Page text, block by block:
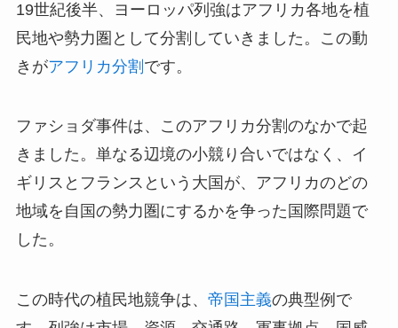
19世紀後半、ヨーロッパ列強はアフリカ各地を植
民地や勢力圏として分割していきました。この動
きがアフリカ分割 です。
ファショダ事件は、このアフリカ分割のなかで起
きました。単なる辺境の小競り合いではなく、イ
ギリスとフランスという大国が、アフリカのどの
地域を自国の勢力圏にするかを争った国際問題で
した。
この時代の植民地競争は、 帝国主義の典型例で